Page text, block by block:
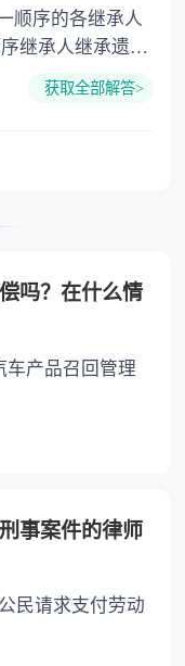
人，分配遗产
配遗产时，应当
获取全部解答>
吗？在什么情
车产品召回管理
事案件的律师
民请求支付劳动